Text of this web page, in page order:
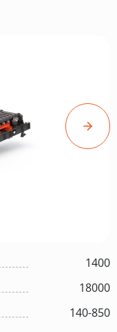
1400
18000
140-850